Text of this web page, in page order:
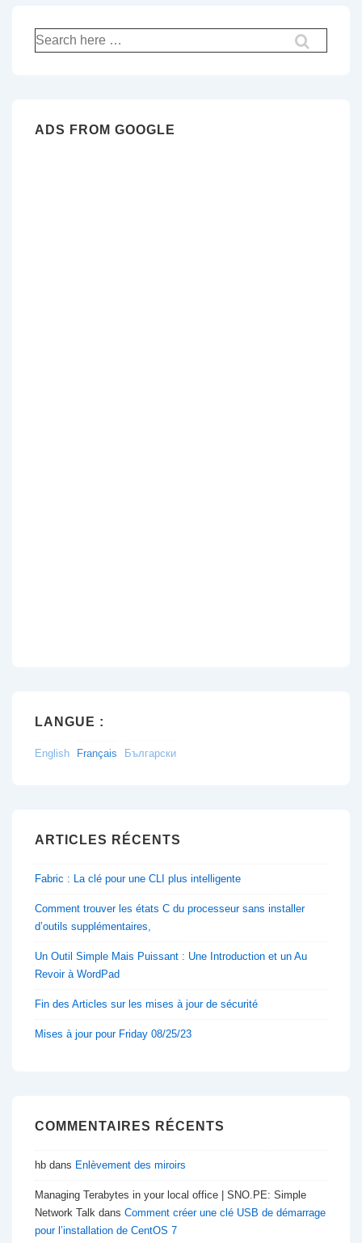
naviger
Recherche
pour:
ADS FROM GOOGLE
LANGUE :
English Français Български
ARTICLES RÉCENTS
Fabric : La clé pour une CLI plus intelligente
Comment trouver les états C du processeur sans installer
d’outils supplémentaires,
Un Outil Simple Mais Puissant : Une Introduction et un Au
Revoir à WordPad
Fin des Articles sur les mises à jour de sécurité
Mises à jour pour Friday 08/25/23
COMMENTAIRES RÉCENTS
hb dans Enlèvement des miroirs
Managing Terabytes in your local office | SNO.PE: Simple
Network Talk dans Comment créer une clé USB de démarrage
pour l’installation de CentOS 7